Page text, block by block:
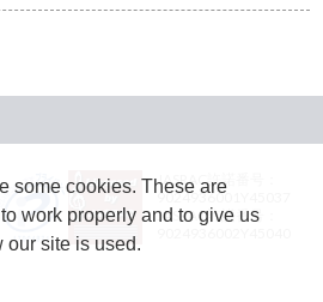
JASRAC許諾番号：
9024936001Y45037
JASRAC許諾番号：
some cookies. These are
work properly and to give us
our site is used.